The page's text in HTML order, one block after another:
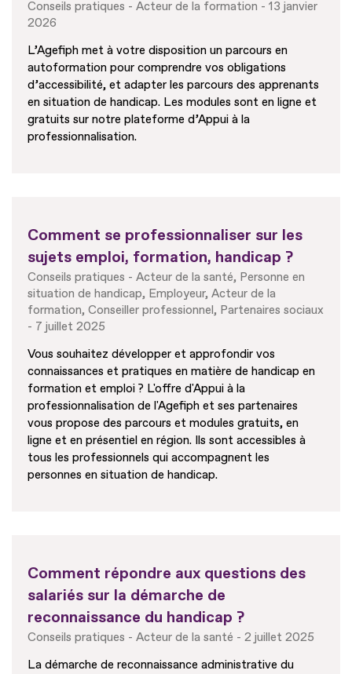
Conseils pratiques Acteur de la formation
13 janvier
2026
L’Agefiph met à votre disposition un parcours en
autoformation pour comprendre vos obligations
d’accessibilité, et adapter les parcours des apprenants
en situation de handicap. Les modules sont en ligne et
gratuits sur notre plateforme d’Appui à la
professionnalisation.
Comment se professionnaliser sur les
sujets emploi, formation, handicap ?
Conseils pratiques Acteur de la santé Personne en
situation de handicap Employeur Acteur de la
formation Conseiller professionnel Partenaires sociaux
7 juillet 2025
Vous souhaitez développer et approfondir vos
connaissances et pratiques en matière de handicap en
formation et emploi ? L'offre d'Appui à la
professionnalisation de l'Agefiph et ses partenaires
vous propose des parcours et modules gratuits, en
ligne et en présentiel en région. Ils sont accessibles à
tous les professionnels qui accompagnent les
personnes en situation de handicap.
Comment répondre aux questions des
salariés sur la démarche de
reconnaissance du handicap ?
Conseils pratiques Acteur de la santé
2 juillet 2025
La démarche de reconnaissance administrative du